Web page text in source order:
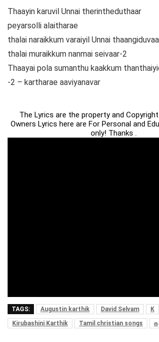
Thaayin karuvil Unnai therintheduthaar
peyarsolli alaitharae
thalai naraikkum varaiyil Unnai
thalai muraikkum nanmai seivaar-2
Thaayai pola sumanthu kaakkum
-2 – kartharae aaviyanavar
The Lyrics are the property and
Owners Lyrics here are For Personal and
only! Thanks .
TAGS: Augustin karthik David Selvam
K
Kirubashini Karthik
Tamil christian songs க